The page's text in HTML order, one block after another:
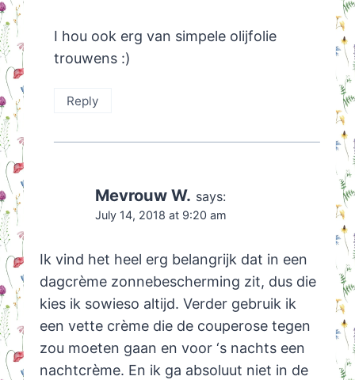
I hou ook erg van simpele olijfolie
trouwens :)
Reply
Mevrouw W. says:
July 14, 2018 at 9:20 am
Ik vind het heel erg belangrijk dat in een
dagcrème zonnebescherming zit, dus die
kies ik sowieso altijd. Verder gebruik ik
een vette crème die de couperose tegen
zou moeten gaan en voor ‘s nachts een
nachtcrème. En ik ga absoluut niet in de